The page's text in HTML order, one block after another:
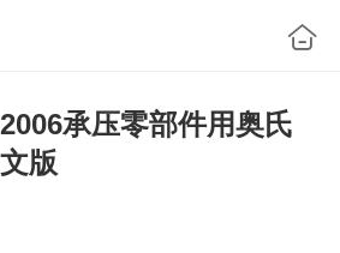
承压零部件用奥氏
版